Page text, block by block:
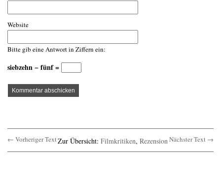
Website
Bitte gib eine Antwort in Ziffern ein:
siebzehn − fünf =
← Vorheriger TextZur Übersicht: Filmkritiken, RezensionNächster Text →